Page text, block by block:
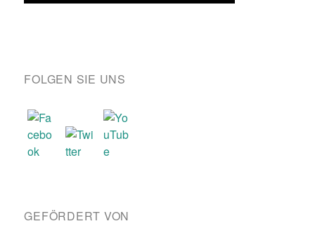
FOLGEN SIE UNS
GEFÖRDERT VON